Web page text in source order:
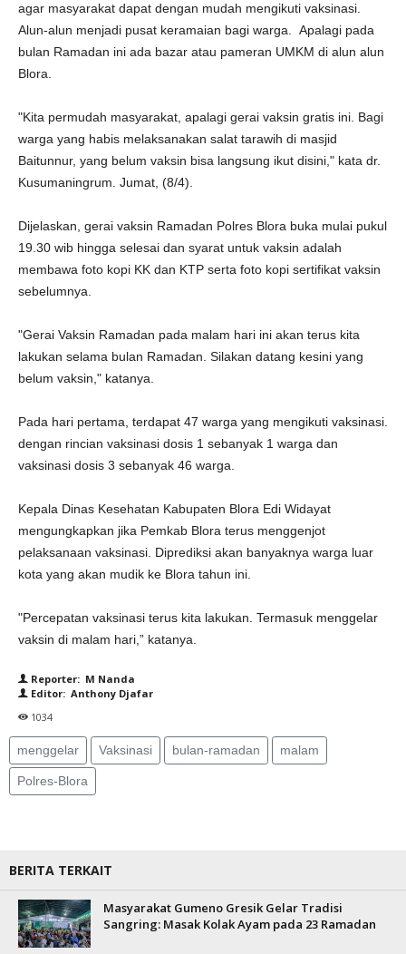
agar masyarakat dapat dengan mudah mengikuti vaksinasi.
Alun-alun menjadi pusat keramaian bagi warga. Apalagi pada
bulan Ramadan ini ada bazar atau pameran UMKM di alun alun
Blora.
"Kita permudah masyarakat, apalagi gerai vaksin gratis ini. Bagi
warga yang habis melaksanakan salat tarawih di masjid
Baitunnur, yang belum vaksin bisa langsung ikut disini," kata dr.
Kusumaningrum. Jumat, (8/4).
Dijelaskan, gerai vaksin Ramadan Polres Blora buka mulai pukul
19.30 wib hingga selesai dan syarat untuk vaksin adalah
membawa foto kopi KK dan KTP serta foto kopi sertifikat vaksin
sebelumnya.
"Gerai Vaksin Ramadan pada malam hari ini akan terus kita
lakukan selama bulan Ramadan. Silakan datang kesini yang
belum vaksin," katanya.
Pada hari pertama, terdapat 47 warga yang mengikuti vaksinasi.
dengan rincian vaksinasi dosis 1 sebanyak 1 warga dan
vaksinasi dosis 3 sebanyak 46 warga.
Kepala Dinas Kesehatan Kabupaten Blora Edi Widayat
mengungkapkan jika Pemkab Blora terus menggenjot
pelaksanaan vaksinasi. Diprediksi akan banyaknya warga luar
kota yang akan mudik ke Blora tahun ini.
"Percepatan vaksinasi terus kita lakukan. Termasuk menggelar
vaksin di malam hari,” katanya.
Reporter: M Nanda
Editor: Anthony Djafar
1034
menggelar Vaksinasi bulan-ramadan malam
Polres-Blora
BERITA TERKAIT
Masyarakat Gumeno Gresik Gelar Tradisi
Sangring: Masak Kolak Ayam pada 23 Ramadan